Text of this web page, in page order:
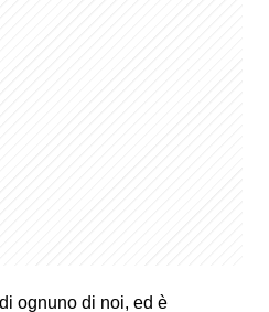
ognuno di noi, ed è